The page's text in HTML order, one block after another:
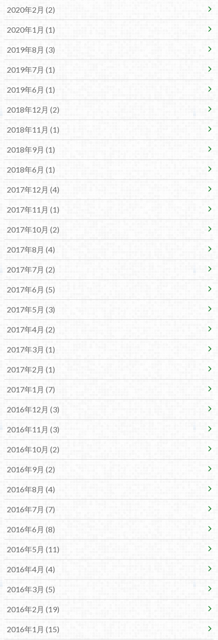
2020年2月 (2)
2020年1月 (1)
2019年8月 (3)
2019年7月 (1)
2019年6月 (1)
2018年12月 (2)
2018年11月 (1)
2018年9月 (1)
2018年6月 (1)
2017年12月 (4)
2017年11月 (1)
2017年10月 (2)
2017年8月 (4)
2017年7月 (2)
2017年6月 (5)
2017年5月 (3)
2017年4月 (2)
2017年3月 (1)
2017年2月 (1)
2017年1月 (7)
2016年12月 (3)
2016年11月 (3)
2016年10月 (2)
2016年9月 (2)
2016年8月 (4)
2016年7月 (7)
2016年6月 (8)
2016年5月 (11)
2016年4月 (4)
2016年3月 (5)
2016年2月 (19)
2016年1月 (15)